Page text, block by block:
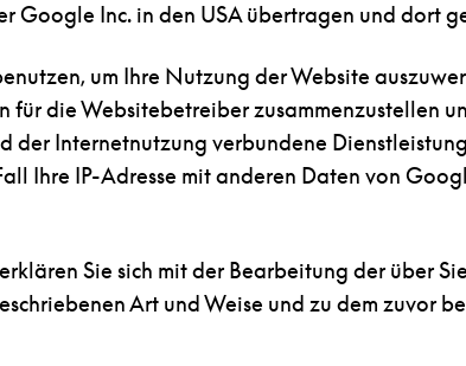
Google Inc. in den USA übertragen und dort
um Ihre Nutzung der Website
die Websitebetreiber zusammenzustellen
der Internetnutzung verbundene
Ihre IP-Adresse mit anderen Daten von
Sie sich mit der Bearbeitung der über
Art und Weise und zu dem zuvor